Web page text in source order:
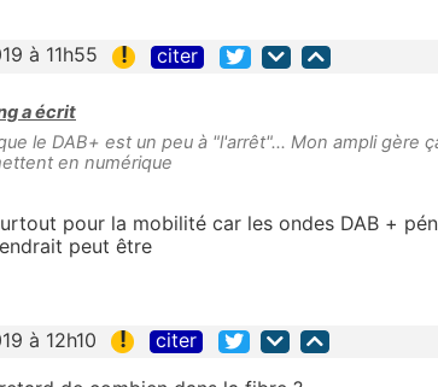
à 11h55 ! citer
a écrit
le DAB+ est un peu à "l'arrêt"... Mon ampli gère
en numérique
pour la mobilité car les ondes DAB +
peut être
à 12h10 ! citer